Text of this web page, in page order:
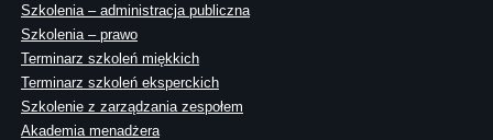
Szkolenia – administracja publiczna
Szkolenia – prawo
Terminarz szkoleń miękkich
Terminarz szkoleń eksperckich
Szkolenie z zarządzania zespołem
Akademia menadżera